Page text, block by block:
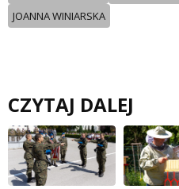
JOANNA WINIARSKA
CZYTAJ DALEJ